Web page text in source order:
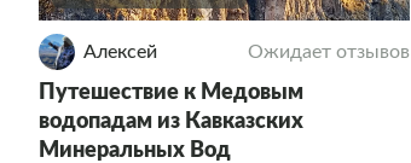
Алексей Ожидает отзывов
Путешествие к Медовым
водопадам из Кавказских
Минеральных Вод